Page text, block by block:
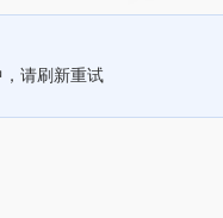
请刷新重试